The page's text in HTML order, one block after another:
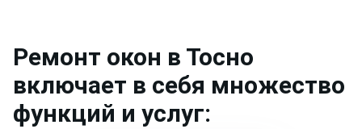
Ремонт окон в Тосно
включает в себя множество
функций и услуг: